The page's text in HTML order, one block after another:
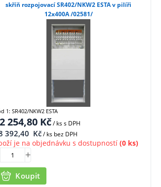
skříň rozpojovací SR402/NKW2 ESTA v pilíři
12x400A /02581/
254,80 Kč/ kss DPH
392,40 Kč/ ks bez DPH
je na objednávku s dostupností (0 ks)
Koupit
1: SR402/NKW2 ESTA